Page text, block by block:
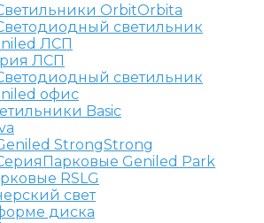
Orbita
ЛСП
Basic
Strong
Парковые Geniled Park
RSLG
свет
диска